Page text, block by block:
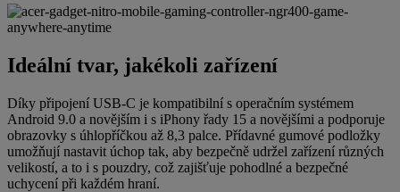
Ideální tvar, jakékoli zařízení
Díky připojení USB-C je kompatibilní s operačním systémem
Android 9.0 a novějším i s iPhony řady 15 a novějšími a podporuje
obrazovky s úhlopříčkou až 8,3 palce. Přídavné gumové podložky
umožňují nastavit úchop tak, aby bezpečně udržel zařízení různých
velikostí, a to i s pouzdry, což zajišťuje pohodlné a bezpečné
uchycení při každém hraní.